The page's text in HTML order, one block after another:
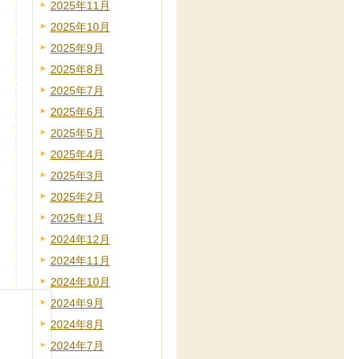
2025年11月
2025年10月
2025年9月
2025年8月
2025年7月
2025年6月
2025年5月
2025年4月
2025年3月
2025年2月
2025年1月
2024年12月
2024年11月
2024年10月
2024年9月
2024年8月
2024年7月